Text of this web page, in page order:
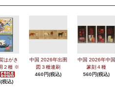
はがき
２種 ※
税込)
中国 2026年出圉
図３種連刷
460円(税込)
中国 2026年中国
篆刻４種
560円(税込)